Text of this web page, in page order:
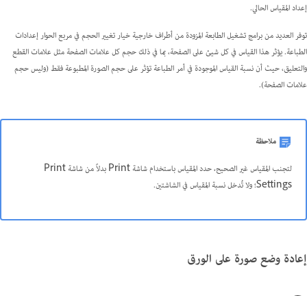
إعداد المقياس الحالي.
توفر العديد من برامج تشغيل الطابعة المزودة من أطراف خارجية خيار تغيير الحجم في مربع الحوار إعدادات
الطباعة. يؤثر هذا القياس في كل شيئ على الصفحة، بما في ذلك حجم كل علامات الصفحة مثل علامات القطع
والتعليق، حيث أن نسبة القياس الموجودة في أمر الطباعة تؤثر على حجم الصورة المطبوعة فقط (وليس حجم
علامات الصفحة).
ملاحظة
لتجنب المقياس غير الصحيح، حدد المقياس باستخدام شاشة Print بدلاً من شاشة Print
Settings؛ ولا تُدخل نسبة المقياس في الشاشتين.
إعادة وضع صورة على الورق